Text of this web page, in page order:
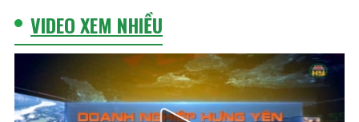
VIDEO XEM NHIỀU